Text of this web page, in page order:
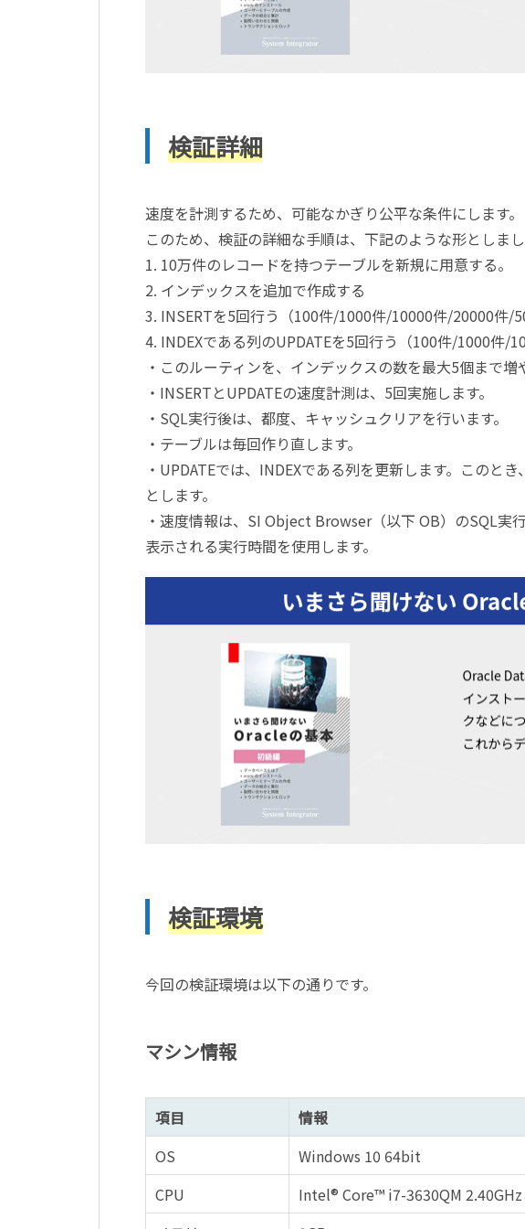
検証詳細
速度を計測するため、可能なかぎり公平な条件にします。
このため、検証の詳細な手順は、下記のような形としまし
1. 10万件のレコードを持つテーブルを新規に用意する。
2. インデックスを追加で作成する
3. INSERTを5回行う（100件/1000件/10000件/20000件/
4. INDEXである列のUPDATEを5回行う（100件/1000件/
・このルーティンを、インデックスの数を最大5個まで増
・INSERTとUPDATEの速度計測は、5回実施します。
・SQL実行後は、都度、キャッシュクリアを行います。
・テーブルは毎回作り直します。
・UPDATEでは、INDEXである列を更新します。このと
とします。
・速度情報は、SI Object Browser（以下 OB）のSQL実
表示される実行時間を使用します。
検証環境
今回の検証環境は以下の通りです。
マシン情報
項目
情報
OS
Windows 10 64bit
CPU
Intel® Core™ i7-3630QM 2.40GHz